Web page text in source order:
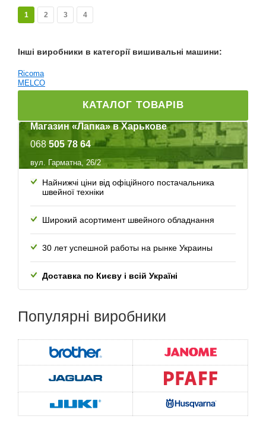
1 2 3 4
Інші виробники в категорії вишивальні машини:
Ricoma
MELCO
КАТАЛОГ ТОВАРІВ
Магазин «Лапка» в Харькове
068 505 78 64
вул. Гарматна, 26/2
Найнижчі ціни від офіційного постачальника
швейної техніки
Широкий асортимент швейного обладнання
30 лет успешной работы на рынке Украины
Доставка по Києву і всій Україні
Популярні виробники